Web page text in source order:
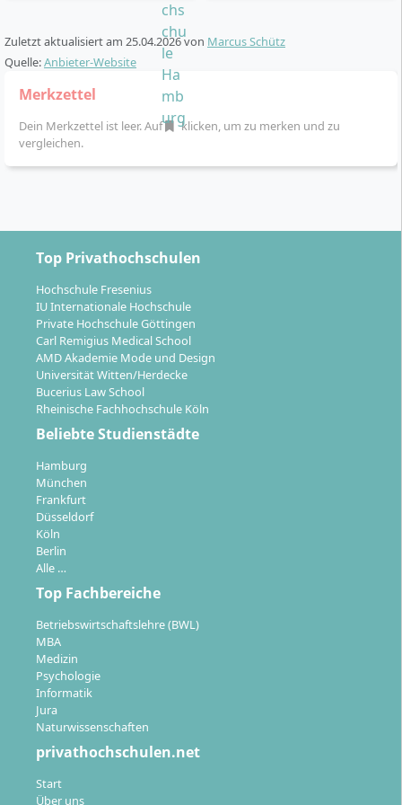
Flexibler Studienbeginn
Lernmaterialien, Vorlesungen und Prüfungen über
einen modernen Online-Campus
Keine Präsenzpflicht – Prüfungsleistungen können
überwiegend online oder an Prüfungszentren in
Deutschland, Österreich und der Schweiz erbracht
werden
Individuelle Schwerpunktsetzung durch
Gelernten im eigenen Berufsalltag
Abschluss durch Master-Thesis mit eigenständiger
Persönliche Betreuung durch die Hochschule und
Zugang zu digitalen Lerntools
Der Studienalltag lässt sich durch die
Strukturoptimal mit Beruf, Familie oder anderen
Verpflichtungen kombinieren.
Mit welchen Karrierezielen eröffnest du dir
neue Möglichkeiten?
Mit dem Masterabschluss
Management qualifizierst du dich für zahlreiche
Führungs- und Managementpositionen in einer
zunehmend digitalen Wirtschaft. Der Fokus des
Studiengangs sorgt dafür, dass du in nahezu allen
Branchen gefragt bist:
Business Development
Geschäftsfelder und digitaler Services
Innovationsmanagement
Zuletzt aktualisiert am 25.04.2026von Marcus Schütz
Quelle:Anbieter-Website
Merkzettel
Dein Merkzettel ist leer. Auf
klicken, um zu merken und zu
vergleichen.
Top Privathochschulen
Hochschule Fresenius
IU Internationale Hochschule
Private Hochschule Göttingen
Carl Remigius Medical School
AMD Akademie Mode und Design
Universität Witten/Herdecke
Bucerius Law School
Rheinische Fachhochschule Köln
Beliebte Studienstädte
Hamburg
München
Frankfurt
Düsseldorf
Köln
Berlin
Alle …
Top Fachbereiche
Betriebswirtschaftslehre (BWL)
MBA
Medizin
Psychologie
Informatik
Jura
Naturwissenschaften
privathochschulen.net
Start
Über uns